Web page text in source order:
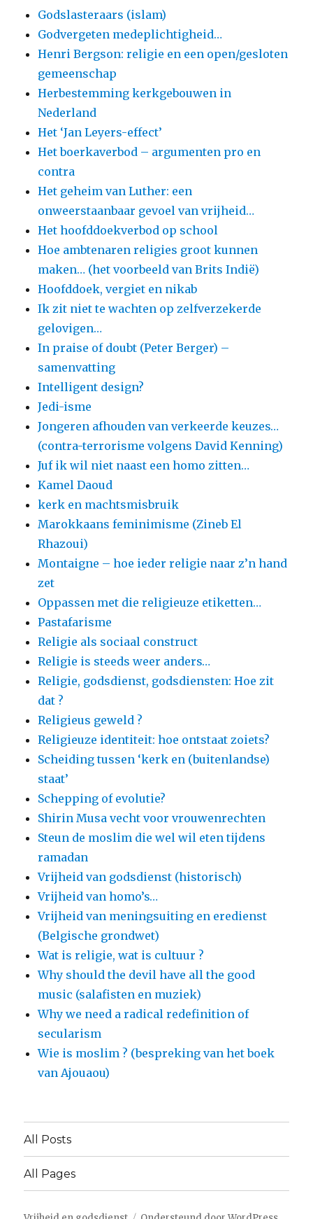
Godslasteraars (islam)
Godvergeten medeplichtigheid…
Henri Bergson: religie en een open/gesloten
gemeenschap
Herbestemming kerkgebouwen in
Nederland
Het ‘Jan Leyers-effect’
Het boerkaverbod – argumenten pro en
contra
Het geheim van Luther: een
onweerstaanbaar gevoel van vrijheid…
Het hoofddoekverbod op school
Hoe ambtenaren religies groot kunnen
maken… (het voorbeeld van Brits Indië)
Hoofddoek, vergiet en nikab
Ik zit niet te wachten op zelfverzekerde
gelovigen…
In praise of doubt (Peter Berger) –
samenvatting
Intelligent design?
Jedi-isme
Jongeren afhouden van verkeerde keuzes…
(contra-terrorisme volgens David Kenning)
Juf ik wil niet naast een homo zitten…
Kamel Daoud
kerk en machtsmisbruik
Marokkaans feminimisme (Zineb El
Rhazoui)
Montaigne – hoe ieder religie naar z’n hand
zet
Oppassen met die religieuze etiketten…
Pastafarisme
Religie als sociaal construct
Religie is steeds weer anders…
Religie, godsdienst, godsdiensten: Hoe zit
dat ?
Religieus geweld ?
Religieuze identiteit: hoe ontstaat zoiets?
Scheiding tussen ‘kerk en (buitenlandse)
staat’
Schepping of evolutie?
Shirin Musa vecht voor vrouwenrechten
Steun de moslim die wel wil eten tijdens
ramadan
Vrijheid van godsdienst (historisch)
Vrijheid van homo’s…
Vrijheid van meningsuiting en eredienst
(Belgische grondwet)
Wat is religie, wat is cultuur ?
Why should the devil have all the good
music (salafisten en muziek)
Why we need a radical redefinition of
secularism
Wie is moslim ? (bespreking van het boek
van Ajouaou)
All Posts
All Pages